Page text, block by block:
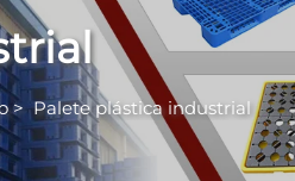
>Palete plástica industrial